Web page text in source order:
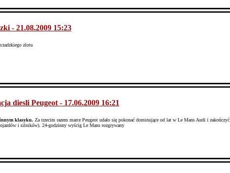
- 21.08.2009 15:23
zlotu
diesli Peugeot - 17.06.2009 16:21
klasyku. Za trzecim razem marce Peugeot udało się pokonać dominujące od lat w Le Mans Audi i zakończyć
i silników). 24-godzinny wyścig Le Mans rozgrywany